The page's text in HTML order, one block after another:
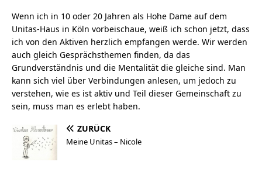
Wenn ich in 10 oder 20 Jahren als Hohe Dame auf dem
Unitas-Haus in Köln vorbeischaue, weiß ich schon jetzt, dass
ich von den Aktiven herzlich empfangen werde. Wir werden
auch gleich Gesprächsthemen finden, da das
Grundverständnis und die Mentalität die gleiche sind. Man
kann sich viel über Verbindungen anlesen, um jedoch zu
verstehen, wie es ist aktiv und Teil dieser Gemeinschaft zu
sein, muss man es erlebt haben.
ZURÜCK
Meine Unitas – Nicole